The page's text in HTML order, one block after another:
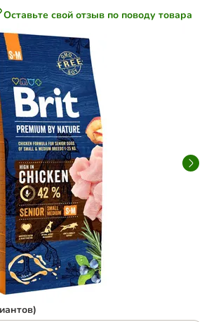
Оставьте свой отзыв по поводу товара